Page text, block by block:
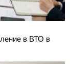
в ВТО в